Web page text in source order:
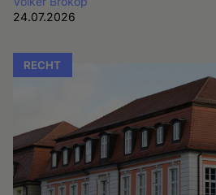
24.07.2026
RECHT